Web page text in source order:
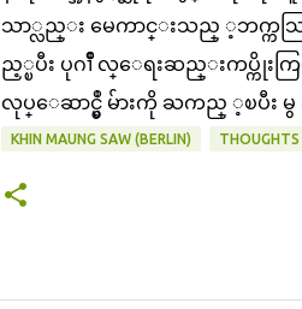
သာ္လည္း မေကာင္းသည္ ့ဘက္ကသ
ည့္ၿပီး ပုဂၢိဳ လ္ေရးဆည္းကပ္ကိုးက
လုပ္ေဆာင္မွဳ မ်ားကို ႀကည္ ့ၿပီး
KHIN MAUNG SAW (BERLIN) THOUGHTS